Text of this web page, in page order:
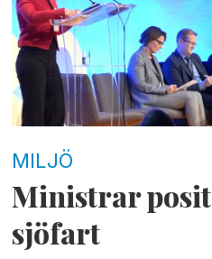
MILJÖ
Ministrar
sjöfart